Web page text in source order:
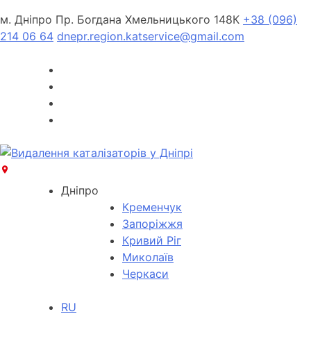
м. Дніпро Пр. Богдана Хмельницького 148К +38 (096)
214 06 64 dnepr.region.katservice@gmail.com
Дніпро
Кременчук
Запоріжжя
Кривий Ріг
Миколаїв
Черкаси
RU